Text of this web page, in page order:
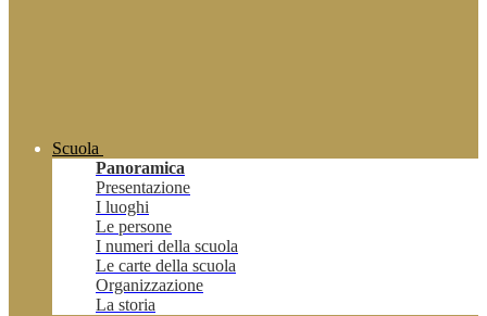
Scuola
Panoramica
Presentazione
I luoghi
Le persone
I numeri della scuola
Le carte della scuola
Organizzazione
La storia